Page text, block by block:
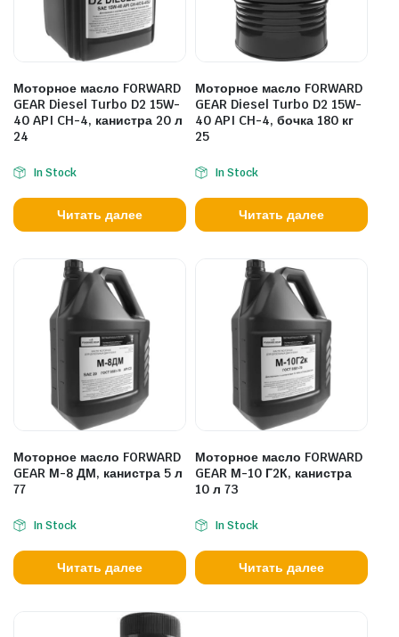
Моторное масло FORWARD
GEAR Diesel Turbo D2 15W-
40 API CH-4, канистра 20 л
24
In Stock
Читать далее
Моторное масло FORWARD
GEAR Diesel Turbo D2 15W-
40 API CH-4, бочка 180 кг
25
In Stock
Читать далее
Моторное масло FORWARD
GEAR М-8 ДМ, канистра 5 л
77
In Stock
Читать далее
Моторное масло FORWARD
GEAR М-10 Г2К, канистра
10 л 73
In Stock
Читать далее